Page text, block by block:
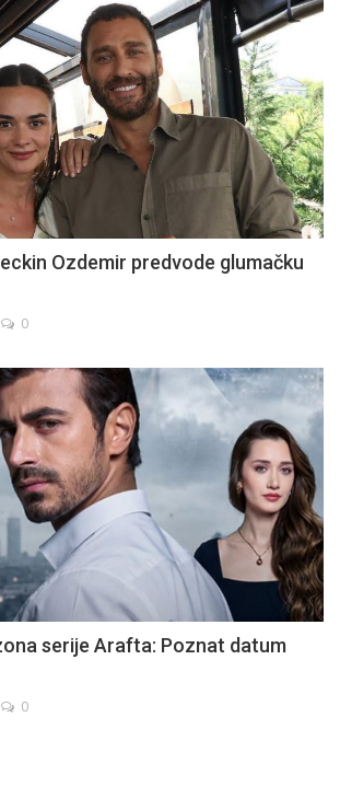
Ozdemir predvode glumačku
0
serije Arafta: Poznat datum
0